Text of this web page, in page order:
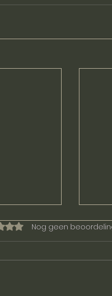
met 0 uit 5 sterren.
Nog geen